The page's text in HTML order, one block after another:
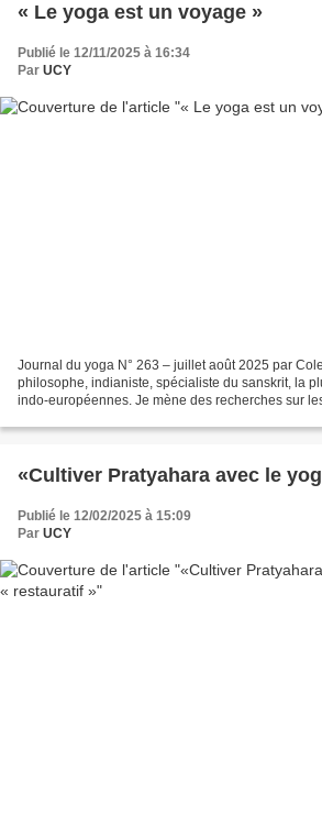
« Le yoga est un voyage »
Publié le 12/11/2025 à 16:34
Par UCY
Journal du yoga N° 263 – juillet août 2025 par
philosophe, indianiste, spécialiste du sanskrit, la
indo-européennes. Je mène des recherches sur
«Cultiver Pratyahara avec le
Publié le 12/02/2025 à 15:09
Par UCY